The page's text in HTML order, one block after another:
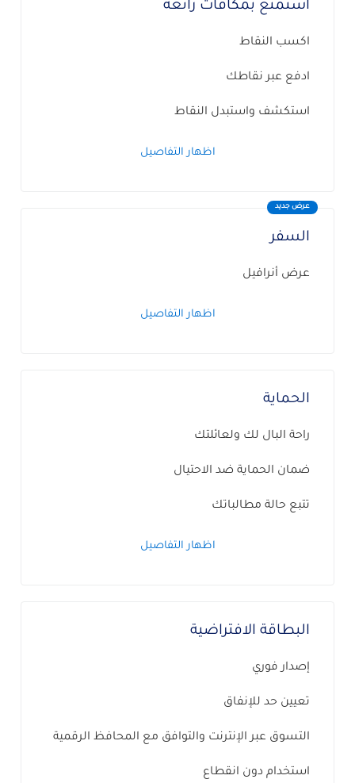
استمتع بمكافآت رائعة
اكسب النقاط
ادفع عبر نقاطك
استكشف واستبدل النقاط
اظهار التفاصيل
عرض جديد
السفر
عرض أنرافيل
اظهار التفاصيل
الحماية
راحة البال لك ولعائلتك
ضمان الحماية ضد الاحتيال
تتبع حالة مطالباتك
اظهار التفاصيل
البطاقة الافتراضية
إصدار فوري
تعيين حد للإنفاق
التسوق عبر الإنترنت والتوافق مع المحافظ الرقمية
استخدام دون انقطاع